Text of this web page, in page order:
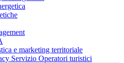
e marketing territoriale
Servizio Operatori turistici